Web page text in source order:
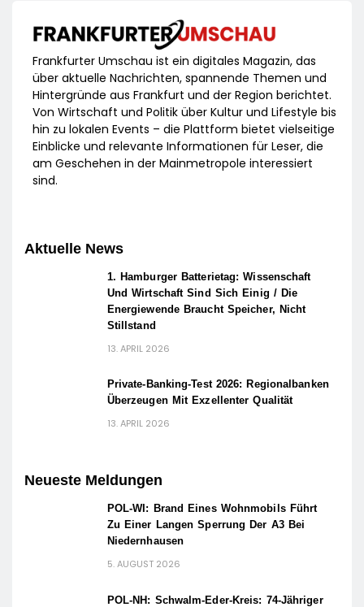
Frankfurter Umschau ist ein digitales Magazin, das
über aktuelle Nachrichten, spannende Themen und
Hintergründe aus Frankfurt und der Region berichtet.
Von Wirtschaft und Politik über Kultur und Lifestyle bis
hin zu lokalen Events – die Plattform bietet vielseitige
Einblicke und relevante Informationen für Leser, die
am Geschehen in der Mainmetropole interessiert
sind.
Aktuelle News
1. Hamburger Batterietag: Wissenschaft
Und Wirtschaft Sind Sich Einig / Die
Energiewende Braucht Speicher, Nicht
Stillstand
13. APRIL 2026
Private-Banking-Test 2026: Regionalbanken
Überzeugen Mit Exzellenter Qualität
13. APRIL 2026
Neueste Meldungen
POL-WI: Brand Eines Wohnmobils Führt
Zu Einer Langen Sperrung Der A3 Bei
Niedernhausen
5. AUGUST 2026
POL-NH: Schwalm-Eder-Kreis: 74-Jähriger